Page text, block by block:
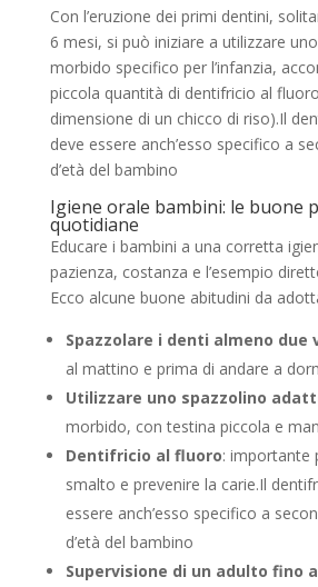
Con l’eruzione dei primi dentini,
6 mesi, si può iniziare a utilizzare
morbido specifico per l’infanzia,
piccola quantità di dentifricio al
dimensione di un chicco di riso).Il
deve essere anch’esso specifico a
d’età del bambino
Igiene orale bambini: le buone
quotidiane
Educare i bambini a una corretta
pazienza, costanza e l’esempio
Ecco alcune buone abitudini da
Spazzolare i denti almeno due
al mattino e prima di andare a
Utilizzare uno spazzolino
morbido, con testina piccola e
Dentifricio al fluoro: importante
smalto e prevenire la carie.Il
essere anch’esso specifico a
d’età del bambino
Supervisione di un adulto fino